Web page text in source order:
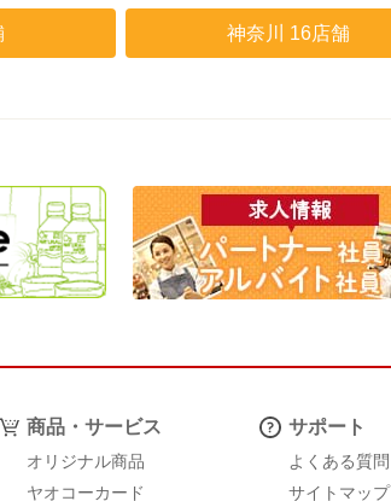
神奈川 16店舗
商品・サービス
オリジナル商品
ヤオコーカード
サポート
よくある質問
サイトマップ